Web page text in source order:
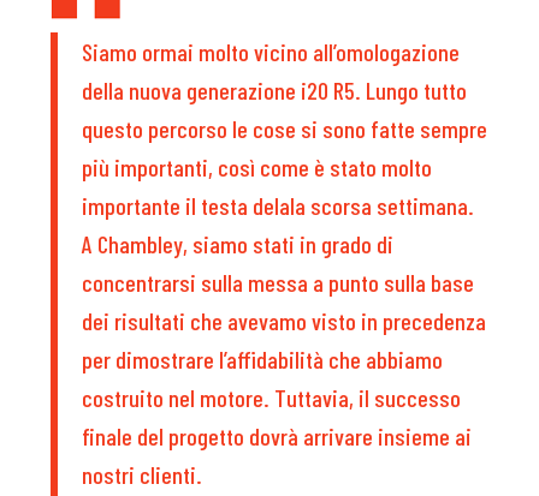
Siamo ormai molto vicino all’omologazione
della nuova generazione i20 R5. Lungo tutto
questo percorso le cose si sono fatte sempre
più importanti, così come è stato molto
importante il testa delala scorsa settimana.
A Chambley, siamo stati in grado di
concentrarsi sulla messa a punto sulla base
dei risultati che avevamo visto in precedenza
per dimostrare l’affidabilità che abbiamo
costruito nel motore. Tuttavia, il successo
finale del progetto dovrà arrivare insieme ai
nostri clienti.